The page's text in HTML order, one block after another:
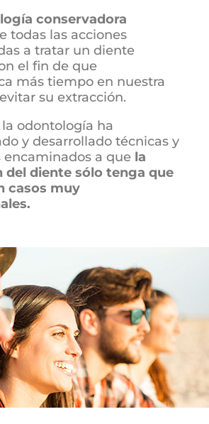
conservadora
todas las acciones
a tratar un diente
el fin de que
más tiempo en nuestra
su extracción.
odontología ha
y desarrollado técnicas y
encaminados a que la
del diente sólo tenga que
casos muy